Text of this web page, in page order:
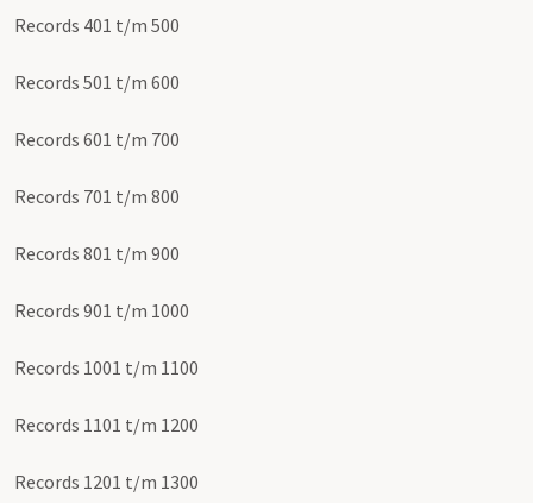
Records 401 t/m 500
Records 501 t/m 600
Records 601 t/m 700
Records 701 t/m 800
Records 801 t/m 900
Records 901 t/m 1000
Records 1001 t/m 1100
Records 1101 t/m 1200
Records 1201 t/m 1300